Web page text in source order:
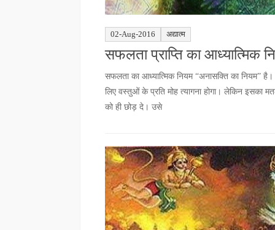
02-Aug-2016 अद्यात्म
सफलता प्राप्ति का आध्यात्मिक
सफलता का आध्यात्मिक नियम “अनासक्ति का नियम”
लिए वस्तुओं के प्रति मोह त्यागना होगा। लेकिन इसका
को ही छोड़ दे। उसे